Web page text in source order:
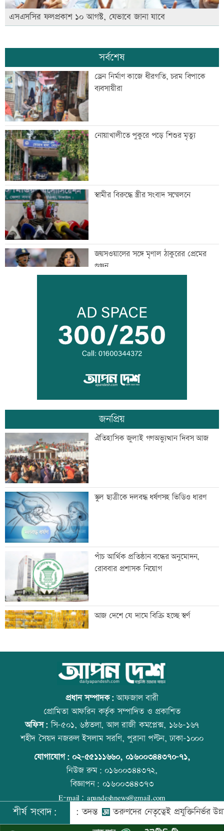
এসএসসির ফলপ্রকাশ ১০ আগস্ট, যেভাবে জানা যাবে
সর্বশেষ
ড্রেন নির্মাণ কাজে ধীরগতি, চরম বিপাকে
ব্যবসায়ীরা
নোয়াখালীতে পুকুরে পড়ে শিশুর মৃত্যু
স্বামীর বিরুদ্ধে স্ত্রীর সংবাদ সম্মেলনে
জয়সওয়ালের সঙ্গে মৃণাল ঠাকুরের প্রেমের
গুঞ্জন
ইউএনওদের মানুষের কল্যাণে কাজ করার
আহবান প্রধানমন্ত্রীর
কালীগঞ্জে ৩ মাদকসেবীকে কারাদণ্ড
স্বেচ্ছাসেবী ফোরামের মাসব্যাপী আবৃত্তি
চিত্রাঙ্কন প্রতিযোগিতা
শাক ধুতে গিয়ে গৃহবধূর মৃত্যু
হাসিনার নির্দেশে সালাহউদ্দিন আহমদকে গুম
করা হয়: তদন্ত
তরুণদের নেতৃত্বেই প্রযুক্তিনির্ভর উন্নয়ন হবে:
তথ্যপ্রযুক্তিমন্ত্রী
লক্ষ্মীপুর জেলা প্রশাসনের ১৪ কর্মকর্তা-
কর্মচারীর বিদায়ী সংবর্ধনা
সব শর্ত মেনে নিলে হরমুজ খুলবো: ইরান
মেসির বাবা মারা গেছেন
জনপ্রিয়
ঐতিহাসিক জুলাই গণঅভ্যুত্থান দিবস আজ
স্কুল ছাত্রীকে দলবদ্ধ ধর্ষণসহ ভিডিও ধারণ
পাঁচ আর্থিক প্রতিষ্ঠান বন্ধের অনুমোদন,
রোববার প্রশাসক নিয়োগ
আজ দেশে যে দামে বিক্রি হচ্ছে স্বর্ণ
আজ বিশ্ব বন্ধু দিবস
কোরআন-হাদিসে নামাজ না পড়ার শাস্তি
আজ স্বর্ণ-রুপা যে দামে বিক্রি হচ্ছে
প্রধান সম্পাদক:আফজাল বারী
প্রোমিতা আফরিন কর্তৃক সম্পাদিত ও প্রকাশিত
অফিস:সি-৫০১, ৬ষ্ঠতলা, আল রাজী কমপ্লেক্স, ১৬৬-১৬৭
শহীদ সৈয়দ নজরুল ইসলাম সরণি, পুরানা পল্টন, ঢাকা-১০০০
যোগাযোগ: ০২-৫৫১১১৬৬০, ০১৬০০৩৪৪৩৭০-৭১,
নিউজ রুম:০১৬০০৩৪৪৩৭২,
বিজ্ঞাপন: ০১৬০০৩৪৪৩৭৩
E-mail: apandeshnews@gmail.com
©২০২৬ |আপন দেশ ডটকমকর্তৃক সর্বসত্ব ® সংরক্ষিত | উন্নয়নে
শীর্ষ সংবাদ:
গুম করা হয়: তদন্ত তরুণদের নেতৃত্বেই প্রযুক্তিনির্ভর উন্নয়ন হবে: